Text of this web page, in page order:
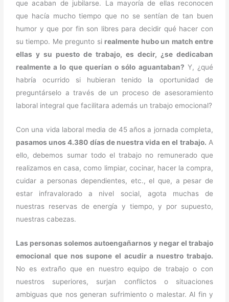
que acaban de jubilarse. La mayoría de ellas reconocen
que hacía mucho tiempo que no se sentían de tan buen
humor y que por fin son libres para decidir qué hacer con
su tiempo. Me pregunto si realmente hubo un match entre
ellas y su puesto de trabajo, es decir, ¿se dedicaban
realmente a lo que querían o sólo aguantaban? Y, ¿qué
habría ocurrido si hubieran tenido la oportunidad de
preguntárselo a través de un proceso de asesoramiento
laboral integral que facilitara además un trabajo emocional?
Con una vida laboral media de 45 años a jornada completa,
pasamos unos 4.380 días de nuestra vida en el trabajo. A
ello, debemos sumar todo el trabajo no remunerado que
realizamos en casa, como limpiar, cocinar, hacer la compra,
cuidar a personas dependientes, etc., el que, a pesar de
estar infravalorado a nivel social, agota muchas de
nuestras reservas de energía y tiempo, y por supuesto,
nuestras cabezas.
Las personas solemos autoengañarnos y negar el trabajo
emocional que nos supone el acudir a nuestro trabajo.
No es extraño que en nuestro equipo de trabajo o con
nuestros superiores, surjan conflictos o situaciones
ambiguas que nos generan sufrimiento o malestar. Al fin y